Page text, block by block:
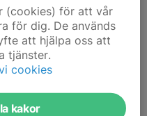
(cookies) för att vår
för dig. De används
att hjälpa oss att
tjänster.
cookies
kakor